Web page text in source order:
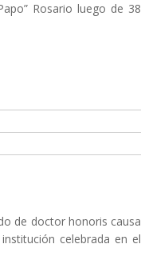
Rosario luego de 38
de doctor honoris causa
celebrada en el